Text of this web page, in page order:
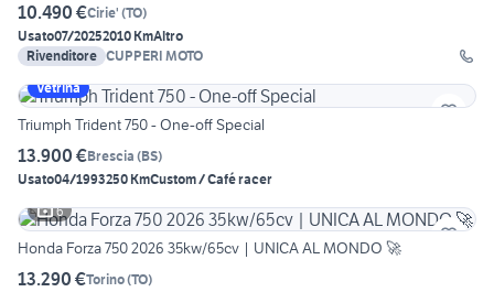
10.490 €Cirie' (TO)
Usato07/20252010 KmAltro
Rivenditore CUPPERI MOTO
Vetrina
Triumph Trident 750 - One-off Special
13.900 €Brescia (BS)
Usato04/1993250 KmCustom / Café racer
6
Honda Forza 750 2026 35kw/65cv | UNICA AL MONDO 🚀
13.290 €Torino(TO)